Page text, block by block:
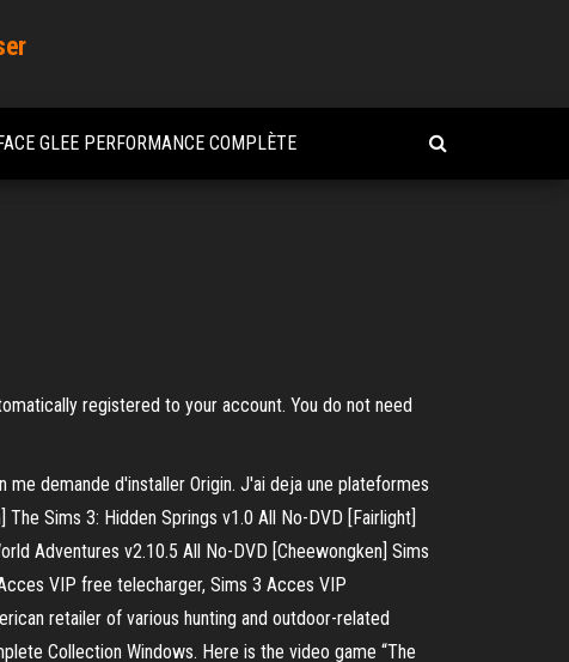
GLEE PERFORMANCE COMPLÈTE
registered to your account. You do not need
demande d'installer Origin. J'ai deja une plateformes
Sims 3: Hidden Springs v1.0 All No-DVD [Fairlight]
Adventures v2.10.5 All No-DVD [Cheewongken] Sims
VIP free telecharger, Sims 3 Acces VIP
retailer of various hunting and outdoor-related
Collection Windows. Here is the video game “The